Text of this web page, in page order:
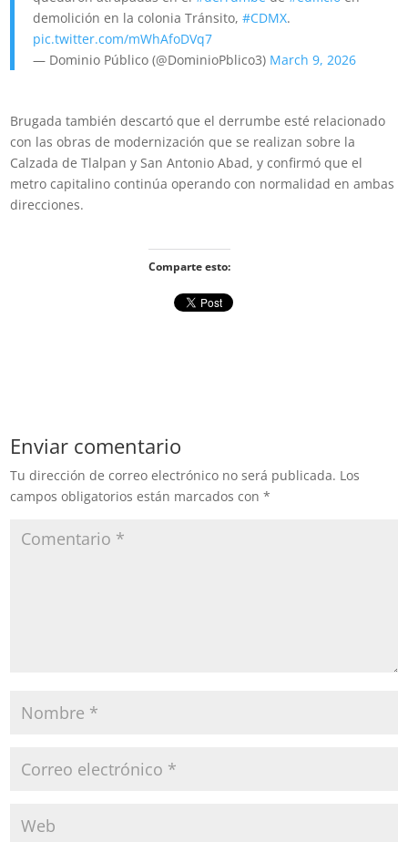
demolición en la colonia Tránsito,#CDMX.
pic.twitter.com/mWhAfoDVq7
— Dominio Público (@DominioPblico3) March 9, 2026
Brugada también descartó que el derrumbe esté relacionado
con las obras de modernización que se realizan sobre la
Calzada de Tlalpan y San Antonio Abad, y confirmó que el
metro capitalino continúa operando con normalidad en ambas
direcciones.
Comparte esto:
Enviar comentario
Tu dirección de correo electrónico no será publicada. Los
campos obligatorios están marcados con*